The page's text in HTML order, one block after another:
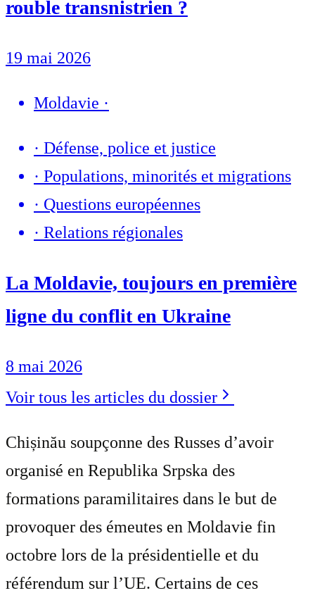
rouble transnistrien ?
19 mai 2026
Moldavie ·
· Défense, police et justice
· Populations, minorités et migrations
· Questions européennes
· Relations régionales
La Moldavie, toujours en première
ligne du conflit en Ukraine
8 mai 2026
Voir tous les articles du dossier
Chișinău soupçonne des Russes d’avoir
organisé en Republika Srpska des
formations paramilitaires dans le but de
provoquer des émeutes en Moldavie fin
octobre lors de la présidentielle et du
référendum sur l’UE. Certains de ces